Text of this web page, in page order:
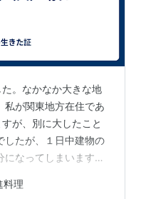
。なかなか大きな地
私が関東地方在住であ
が、別に大したこと
したが、１日中建物の
なってしまいます。
についてお話しま
料理